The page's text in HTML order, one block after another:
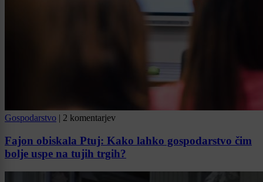
Gospodarstvo | 2 komentarjev
Fajon obiskala Ptuj: Kako lahko gospodarstvo čim
bolje uspe na tujih trgih?